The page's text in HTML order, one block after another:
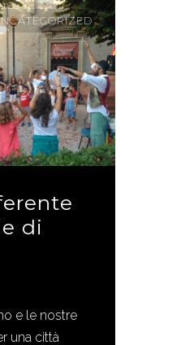
di
e le nostre
una città